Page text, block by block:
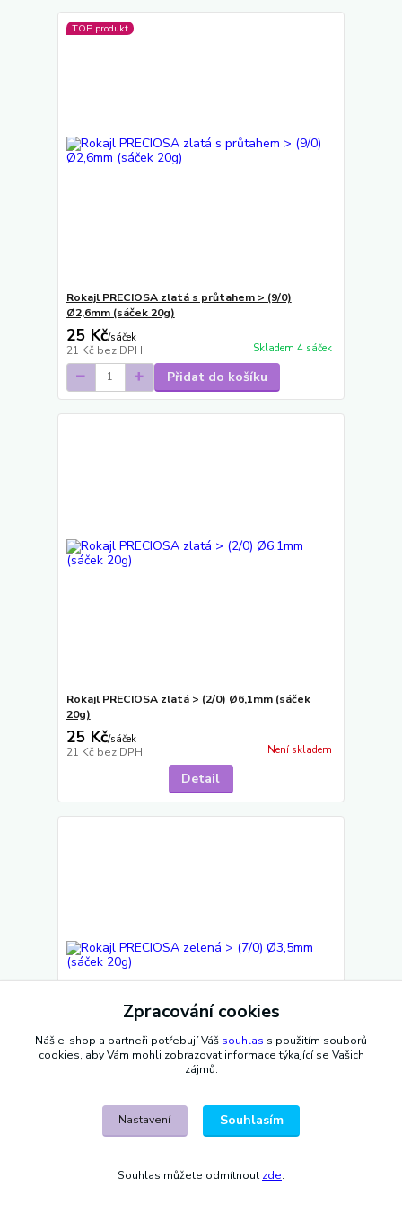
TOP produkt
Rokajl PRECIOSA zlatá s průtahem > (9/0)
Ø2,6mm (sáček 20g)
25 Kč/sáček
21 Kč bez DPH Skladem 4 sáček
Přidat do košíku
Rokajl PRECIOSA zlatá > (2/0) Ø6,1mm (sáček
20g)
25 Kč/sáček
21 Kč bez DPH Není skladem
Detail
25 Kč/sáček
Přidat do košíku
Zpracování cookies
Náš e-shop a partneři potřebují Váš souhlas s použitím souborů
cookies, aby Vám mohli zobrazovat informace týkající se Vašich
zájmů.
Nastavení Souhlasím
Souhlas můžete odmítnout zde.